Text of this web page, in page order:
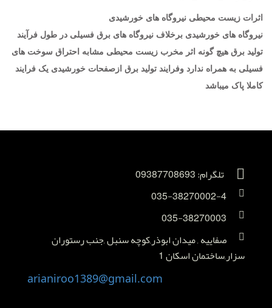
اثرات زیست محیطی نیروگاه های خورشیدی
نیروگاه های خورشیدی برخلاف نیروگاه های برق فسیلی در طول فرآیند
تولید برق هیچ گونه اثر مخرب زیست محیطی مشابه احتراق سوخت های
فسیلی به همراه ندارد وفرایند تولید برق ازصفحات خورشیدی یک فرایند
کاملا پاک میباشد
تلگرام: 09387708693
035-38270002-4
035-38270003
صفاییه , میدان ابوذر,کوچه سنبل ,جنب رستوران
سزار,ساختمان اسکان 1
arianiroo1389@gmail.com